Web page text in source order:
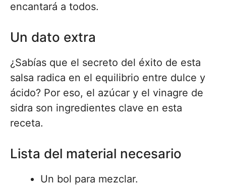
encantará a todos.
Un dato extra
¿Sabías que el secreto del éxito de esta
salsa radica en el equilibrio entre dulce y
ácido? Por eso, el azúcar y el vinagre de
sidra son ingredientes clave en esta
receta.
Lista del material necesario
Un bol para mezclar.